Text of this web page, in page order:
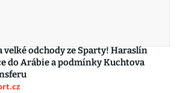
velké odchody ze Sparty! Haraslín
do Arábie a podmínky Kuchtova